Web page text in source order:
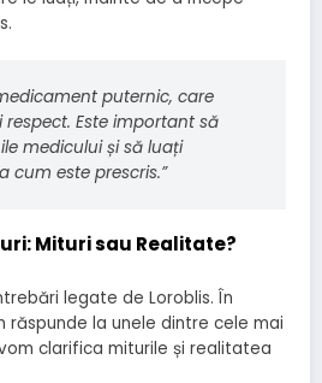
puternic, care
Este important să
medicului și să luați
cum este prescris.”
Mituri sau Realitate?
legate de Loroblis. În
răspunde la unele dintre cele mai
clarifica miturile și realitatea